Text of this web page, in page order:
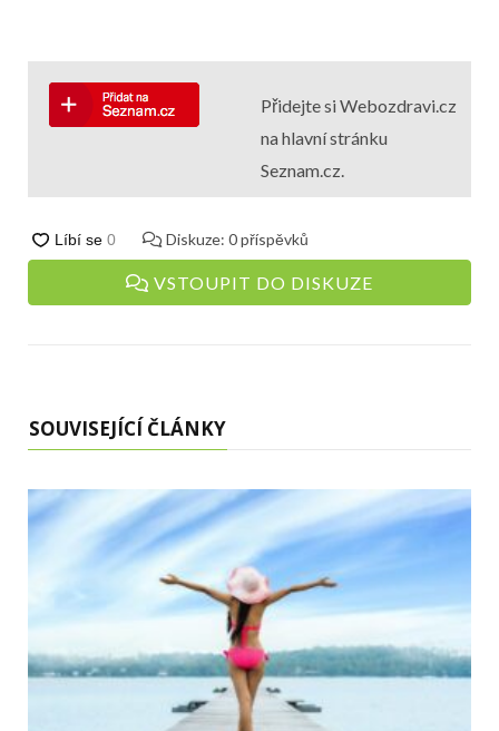
Přidejte si Webozdravi.cz
na hlavní stránku
Seznam.cz.
Diskuze: 0příspěvků
VSTOUPIT DO DISKUZE
SOUVISEJÍCÍ ČLÁNKY